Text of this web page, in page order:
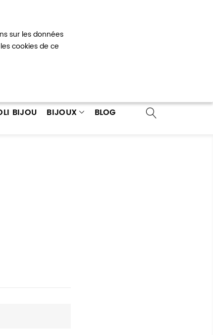
sur les données
cookies de ce
compte
BIJOU BIJOUX BLOG